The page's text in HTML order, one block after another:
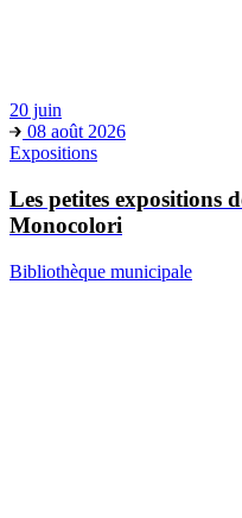
Bibliothèque municipale